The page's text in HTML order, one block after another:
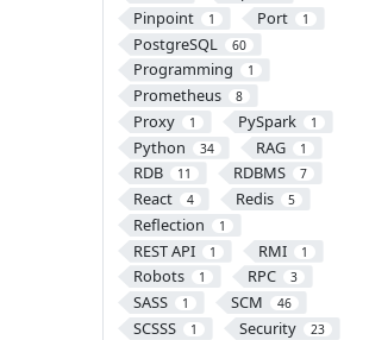
Pinpoint 1 Port 1
PostgreSQL 60
Programming 1
Prometheus 8
Proxy 1 PySpark 1
Python 34 RAG 1
RDB 11 RDBMS 7
React 4 Redis 5
Reflection 1
REST API 1 RMI 1
Robots 1 RPC 3
SASS 1 SCM 46
SCSSS 1 Security 23